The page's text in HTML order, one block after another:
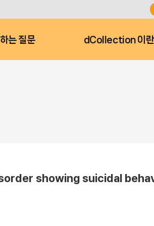
는 질문 dCollection 이
showing suicidal